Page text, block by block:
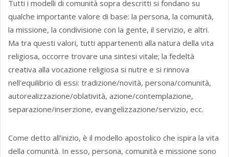
Tutti i modelli di comunità sopra descritti si fondano su
qualche importante valore di base: la persona, la comunità,
la missione, la condivisione con la gente, il servizio, e altri.
Ma tra questi valori, tutti appartenenti alla natura della vita
religiosa, occorre trovare una sintesi vitale; la fedeltà
creativa alla vocazione religiosa si nutre e si rinnova
nell'equilibrio di essi: tradizione/novità, persona/comunità,
autorealizzazione/oblatività, azione/contemplazione,
separazione/inserzione, evangelizzazione/servizio, ecc.
Come detto all'inizio, è il modello apostolico che ispira la vita
della comunità. In esso, persona, comunità e missione sono